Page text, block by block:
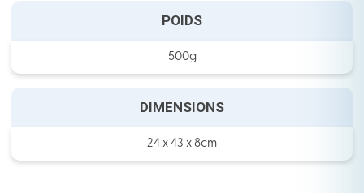
POIDS
500g
DIMENSIONS
24 x 43 x 8cm